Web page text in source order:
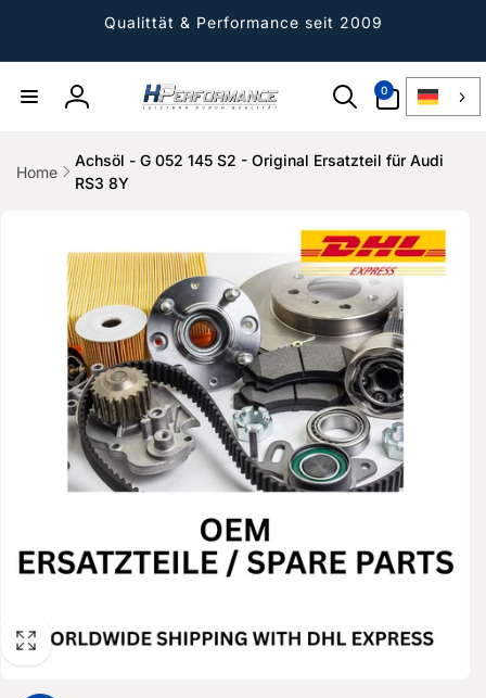
Qualittät & Performance seit 2009
Einloggen
0
Artikel
Home
Achsöl - G 052 145 S2 - Original Ersatzteil für Audi
RS3 8Y